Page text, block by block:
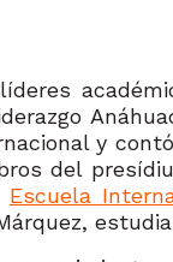
y
del
Escuela